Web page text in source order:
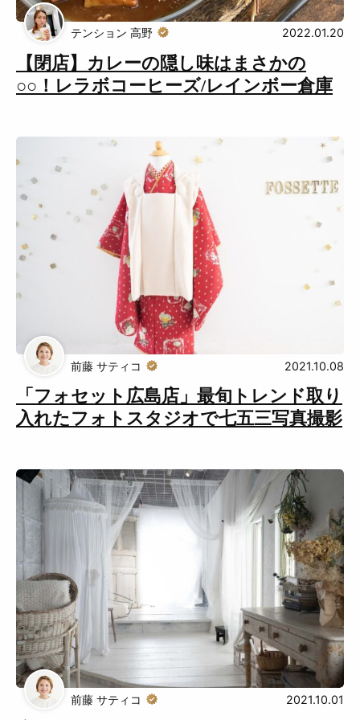
おでかけ
広告掲載について プライバシーポリシー
インフォマティブデータポリシ
お問合せ
利用規約
【閉店】カレーの隠し味はまさかの
○○！レラボコーヒーズ/レインボー倉庫
テンション 高野 2022.01.20
「フォセット広島店」最旬トレンド取り
入れたフォトスタジオで七五三写真撮影
前藤 サティコ 2021.10.08
前藤 サティコ 2021.10.01